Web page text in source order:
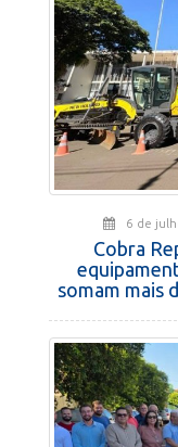
6 de
Cobra
somam mais